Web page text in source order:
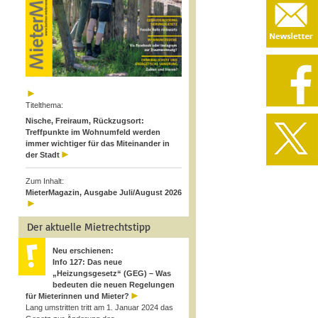
Titelthema:
Nische, Freiraum, Rückzugsort:
Treffpunkte im Wohnumfeld werden
immer wichtiger für das Miteinander in
der Stadt
Zum Inhalt:
MieterMagazin, Ausgabe Juli/August 2026
Der aktuelle Mietrechtstipp
Neu erschienen:
Info 127: Das neue
„Heizungsgesetz“ (GEG) – Was
bedeuten die neuen Regelungen
für Mieterinnen und Mieter?
Lang umstritten tritt am 1. Januar 2024 das